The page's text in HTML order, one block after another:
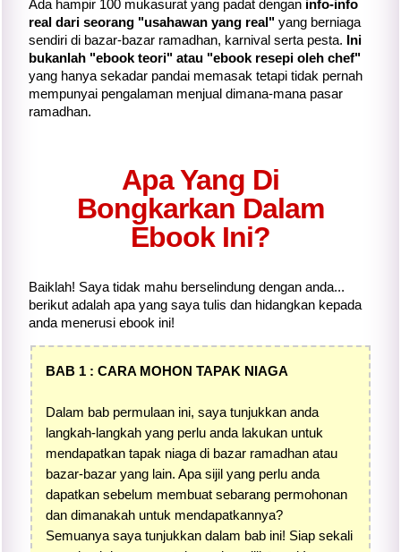
Ada hampir 100 mukasurat yang padat dengan info-info
real dari seorang "usahawan yang real" yang berniaga
sendiri di bazar-bazar ramadhan, karnival serta pesta. Ini
bukanlah "ebook teori" atau "ebook resepi oleh chef"
yang hanya sekadar pandai memasak tetapi tidak pernah
mempunyai pengalaman menjual dimana-mana pasar
ramadhan.
Apa Yang Di
Bongkarkan Dalam
Ebook Ini?
Baiklah! Saya tidak mahu berselindung dengan anda...
berikut adalah apa yang saya tulis dan hidangkan kepada
anda menerusi ebook ini!
BAB 1 : CARA MOHON TAPAK NIAGA
Dalam bab permulaan ini, saya tunjukkan anda
langkah-langkah yang perlu anda lakukan untuk
mendapatkan tapak niaga di bazar ramadhan atau
bazar-bazar yang lain. Apa sijil yang perlu anda
dapatkan sebelum membuat sebarang permohonan
dan dimanakah untuk mendapatkannya?
Semuanya saya tunjukkan dalam bab ini! Siap sekali